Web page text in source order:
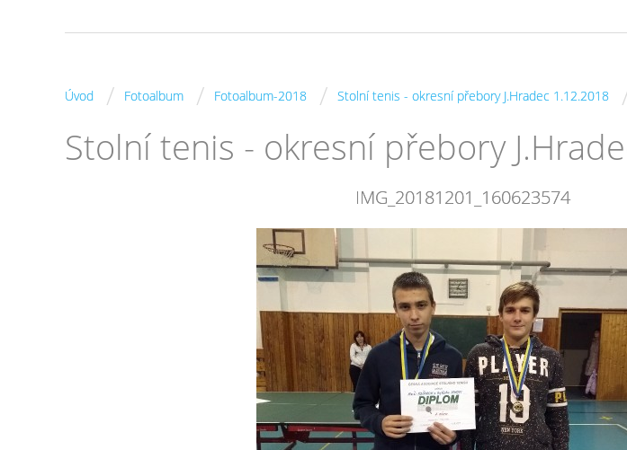
Úvod / Fotoalbum / Fotoalbum-2018 / Stolní tenis - okresní přebory J.Hradec 1.12.2018
Stolní tenis - okresní přebory
IMG_20181201_160623574